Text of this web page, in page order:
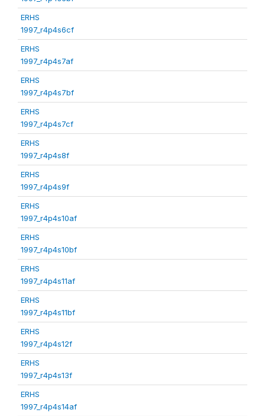
ERHS
1997_r4p4s6cf
ERHS
1997_r4p4s7af
ERHS
1997_r4p4s7bf
ERHS
1997_r4p4s7cf
ERHS
1997_r4p4s8f
ERHS
1997_r4p4s9f
ERHS
1997_r4p4s10af
ERHS
1997_r4p4s10bf
ERHS
1997_r4p4s11af
ERHS
1997_r4p4s11bf
ERHS
1997_r4p4s12f
ERHS
1997_r4p4s13f
ERHS
1997_r4p4s14af